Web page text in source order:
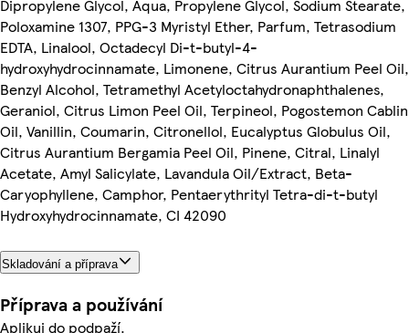
Dipropylene Glycol, Aqua, Propylene Glycol, Sodium Stearate,
Poloxamine 1307, PPG-3 Myristyl Ether, Parfum, Tetrasodium
EDTA, Linalool, Octadecyl Di-t-butyl-4-
hydroxyhydrocinnamate, Limonene, Citrus Aurantium Peel Oil,
Benzyl Alcohol, Tetramethyl Acetyloctahydronaphthalenes,
Geraniol, Citrus Limon Peel Oil, Terpineol, Pogostemon Cablin
Oil, Vanillin, Coumarin, Citronellol, Eucalyptus Globulus Oil,
Citrus Aurantium Bergamia Peel Oil, Pinene, Citral, Linalyl
Acetate, Amyl Salicylate, Lavandula Oil/Extract, Beta-
Caryophyllene, Camphor, Pentaerythrityl Tetra-di-t-butyl
Hydroxyhydrocinnamate, CI 42090
Skladování a příprava
Příprava a používání
Aplikuj do podpaží.